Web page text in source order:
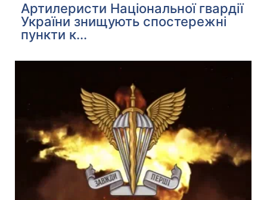
Артилеристи Національної гвардії
України знищують спостережні
пункти к...